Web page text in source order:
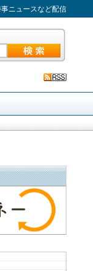
ニュースなど配信